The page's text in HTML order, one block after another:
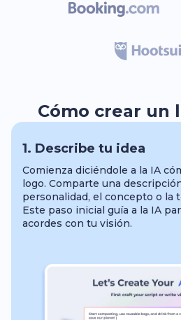
Cómo crear un
1. Describe tu idea
Comienza diciéndole a la IA
logo. Comparte una
personalidad, el concepto o la
Este paso inicial guía a la IA
acordes con tu visión.